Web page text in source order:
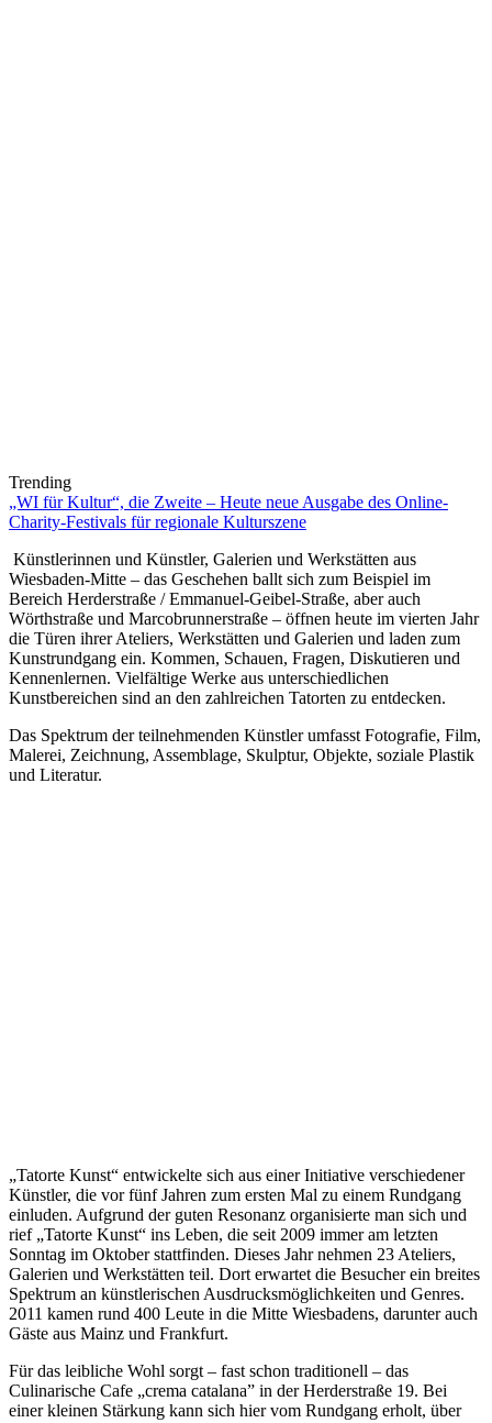
Trending
„WI für Kultur“, die Zweite – Heute neue Ausgabe des Online-
Charity-Festivals für regionale Kulturszene
Künstlerinnen und Künstler, Galerien und Werkstätten aus
Wiesbaden-Mitte – das Geschehen ballt sich zum Beispiel im
Bereich Herderstraße / Emmanuel-Geibel-Straße, aber auch
Wörthstraße und Marcobrunnerstraße – öffnen heute im vierten Jahr
die Türen ihrer Ateliers, Werkstätten und Galerien und laden zum
Kunstrundgang ein. Kommen, Schauen, Fragen, Diskutieren und
Kennenlernen. Vielfältige Werke aus unterschiedlichen
Kunstbereichen sind an den zahlreichen Tatorten zu entdecken.
Das Spektrum der teilnehmenden Künstler umfasst Fotografie, Film,
Malerei, Zeichnung, Assemblage, Skulptur, Objekte, soziale Plastik
und Literatur.
„Tatorte Kunst“ entwickelte sich aus einer Initiative verschiedener
Künstler, die vor fünf Jahren zum ersten Mal zu einem Rundgang
einluden. Aufgrund der guten Resonanz organisierte man sich und
rief „Tatorte Kunst“ ins Leben, die seit 2009 immer am letzten
Sonntag im Oktober stattfinden. Dieses Jahr nehmen 23 Ateliers,
Galerien und Werkstätten teil. Dort erwartet die Besucher ein breites
Spektrum an künstlerischen Ausdrucksmöglichkeiten und Genres.
2011 kamen rund 400 Leute in die Mitte Wiesbadens, darunter auch
Gäste aus Mainz und Frankfurt.
Für das leibliche Wohl sorgt – fast schon traditionell – das
Culinarische Cafe „crema catalana” in der Herderstraße 19. Bei
einer kleinen Stärkung kann sich hier vom Rundgang erholt, über